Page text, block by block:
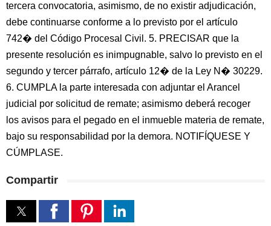
tercera convocatoria, asimismo, de no existir adjudicación,
debe continuarse conforme a lo previsto por el artículo
742� del Código Procesal Civil. 5. PRECISAR que la
presente resolución es inimpugnable, salvo lo previsto en el
segundo y tercer párrafo, artículo 12� de la Ley N� 30229.
6. CUMPLA la parte interesada con adjuntar el Arancel
judicial por solicitud de remate; asimismo deberá recoger
los avisos para el pegado en el inmueble materia de remate,
bajo su responsabilidad por la demora. NOTIFÍQUESE Y
CÚMPLASE.
Compartir